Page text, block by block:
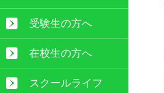
受験生の方へ
在校生の方へ
スクールライフ